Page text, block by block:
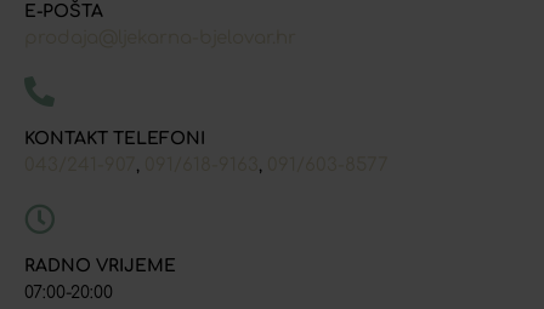
E-POŠTA
KONTAKT TELEFONI
RADNO VRIJEME
07:00-20:00